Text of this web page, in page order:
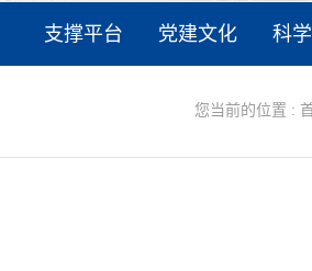
支撑平台 党建文化 科
您当前的位置 :